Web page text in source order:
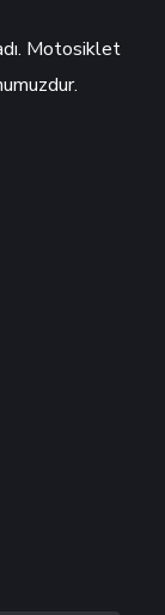
Motosiklet